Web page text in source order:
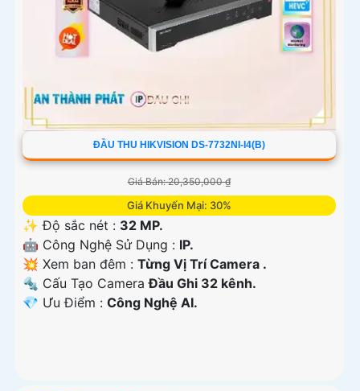
ĐẦU THU HIKVISION DS-7732NI-I4(B)
Giá Bán: 20,350,000 ₫
Giá Khuyến Mại: 30%
✨ Độ sắc nét : 32 MP.
🤖️ Công Nghệ Sử Dụng : IP.
💥 Xem ban đêm : Từng Vị Trí Camera .
🔩 Cấu Tạo CameraĐầu Ghi 32 kênh.
️💎 Ưu Điểm : Công Nghệ AI.